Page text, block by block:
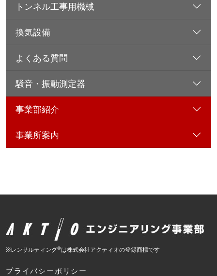
トンネル工事用機械
換気設備
よくある質問
騒音・振動測定器
事業部紹介
事業所案内
※レンサルティング®は株式会社アクティオの登録商標です
プライバシーポリシー